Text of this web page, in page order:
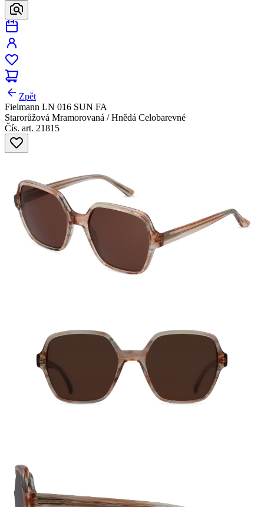
Zpět
Fielmann LN 016 SUN FA
Starorůžová Mramorovaná / Hnědá Celobarevné
Čís. art. 21815